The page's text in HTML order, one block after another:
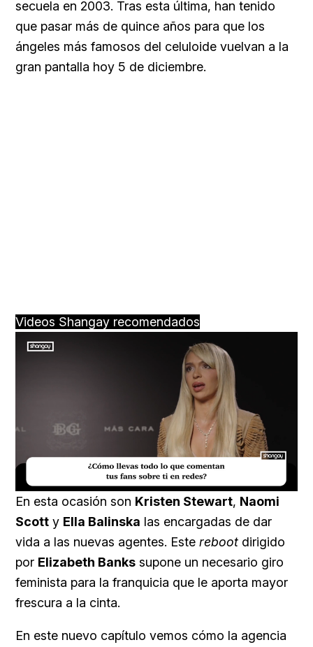
secuela en 2003. Tras esta última, han tenido
que pasar más de quince años para que los
ángeles más famosos del celuloide vuelvan a la
gran pantalla hoy 5 de diciembre.
Videos Shangay recomendados
En esta ocasión son Kristen Stewart, Naomi
Scott y Ella Balinska las encargadas de dar
vida a las nuevas agentes. Este reboot dirigido
por Elizabeth Banks supone un necesario giro
feminista para la franquicia que le aporta mayor
frescura a la cinta.
En este nuevo capítulo vemos cómo la agencia